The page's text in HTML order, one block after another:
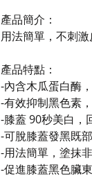
產品簡介：
用法簡單，不刺
產品特點：
-內含木瓜蛋白酶
-有效抑制黑色素
-膝蓋 90秒美白，
-可脫膝蓋發黑既
-用法簡單，塗抹
-促進膝蓋黑色臟